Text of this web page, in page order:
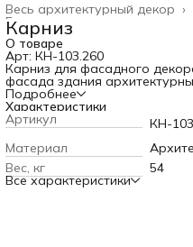
Весь архитектурный декор ›
Главная ›
Карниз
О товаре
Арт: КН-103.260
Карниз для фасадного
фасада здания
Высота: 260 мм
Вылет от стены: 258 мм
Длина: 600 мм
Вес: 54 кг
Подробнее
Характеристики
Артикул
КН-
Материал
Вес, кг
54
Все характеристики